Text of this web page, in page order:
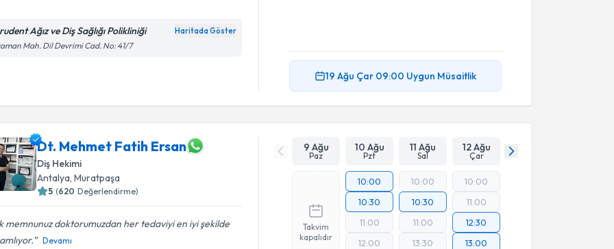
Ağız ve Diş Sağlığı Polikliniği Haritada Göster
Mah. Dil Devrimi Cad. No: 41/7
19 Ağu Çar 09:00 Uygun Müsaitlik
Dt. Mehmet Fatih Ersan
Diş Hekimi
Antalya,Muratpaşa
5 (620 Değerlendirme)
memnunuz doktorumuzdan her tedaviyi en iyi şekilde
Devamı
9 Ağu
Paz
10 Ağu
Pzt
11 Ağu
Sal
12 Ağu
Çar
Takvim
kapalıdır
10:00
10:30
11:00
12:00
10:00
10:30
11:00
13:30
10:00
11:00
12:30
13:00